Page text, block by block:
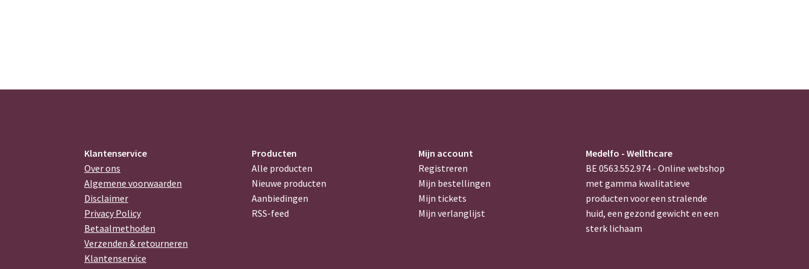
Klantenservice
Over ons
Algemene voorwaarden
Disclaimer
Privacy Policy
Betaalmethoden
Verzenden & retourneren
Klantenservice
Producten
Alle producten
Nieuwe producten
Aanbiedingen
RSS-feed
Mijn account
Registreren
Mijn bestellingen
Mijn tickets
Mijn verlanglijst
Medelfo - Wellthcare
BE 0563.552.974 - Online webshop
met gamma kwalitatieve
producten voor een stralende
huid, een gezond gewicht en een
sterk lichaam